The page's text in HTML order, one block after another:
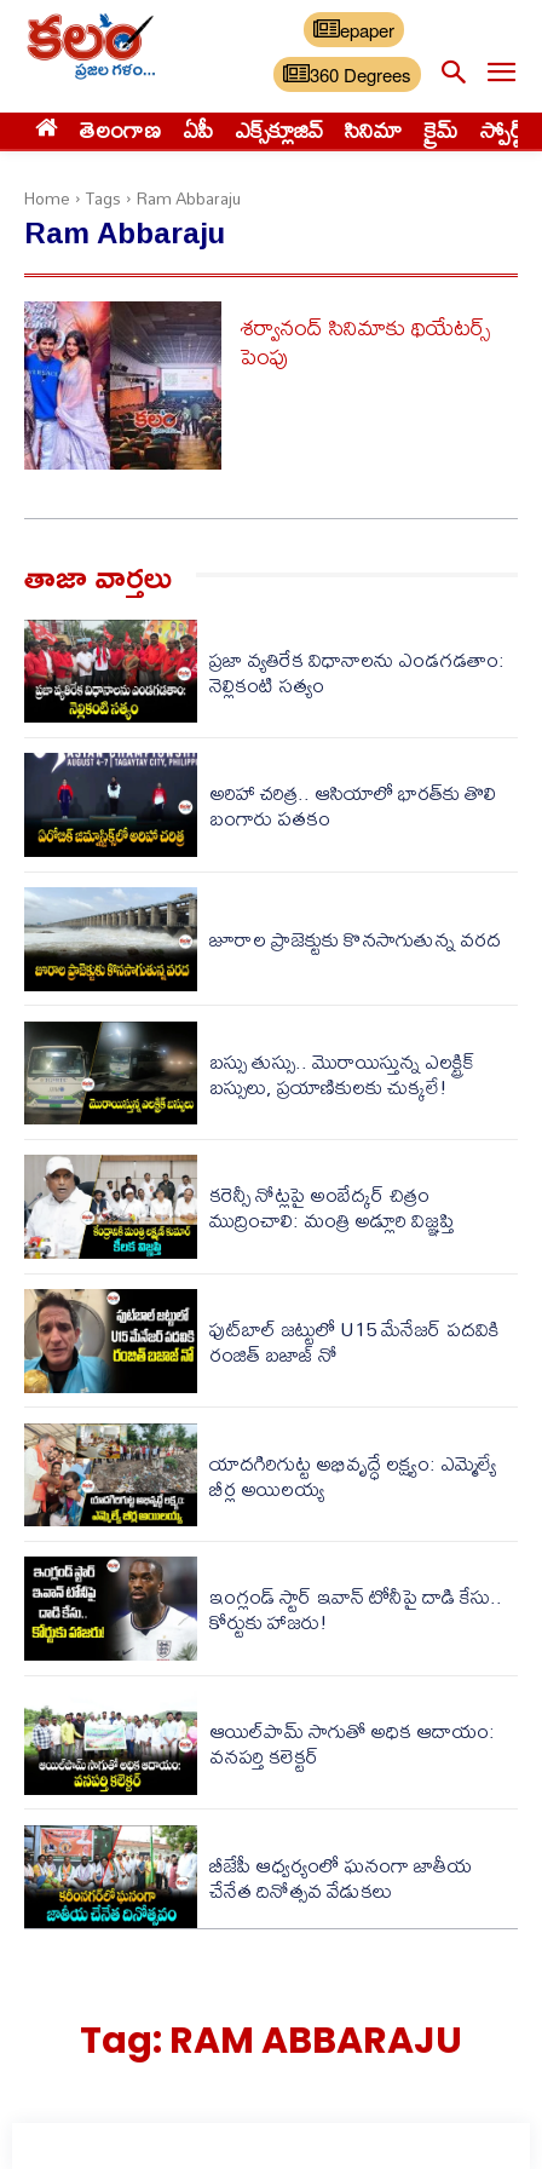
epaper
360 Degrees
తెలంగాణ ఏపీ ఎక్స్‌క్లూజివ్‌ సినిమా క్రైమ్ స్పోర్ట్స్
Home Tags Ram Abbaraju
Ram Abbaraju
శర్వానంద్ సినిమాకు థియేటర్స్
పెంపు
తాజా వార్త‌లు
ప్రజా వ్యతిరేక విధానాలను ఎండగడతాం:
నెల్లికంటి సత్యం
అరిహా చరిత్ర.. ఆసియాలో భారత్‌కు తొలి
బంగారు పతకం
జూరాల ప్రాజెక్టుకు కొనసాగుతున్న వరద
బస్సు తుస్సు.. మొరాయిస్తున్న ఎలక్ట్రిక్
బస్సులు, ప్రయాణికులకు చుక్కలే!
కరెన్సీ నోట్లపై అంబేద్కర్ చిత్రం
ముద్రించాలి: మంత్రి అడ్లూరి విజ్ఞప్తి
ఫుట్‌బాల్ జట్టులో U15 మేనేజర్ పదవికి
రంజిత్ బజాజ్ నో
యాదగిరిగుట్ట అభివృద్ధే లక్ష్యం: ఎమ్మెల్యే
బీర్ల అయిలయ్య
ఇంగ్లండ్ స్టార్ ఇవాన్ టోనీపై దాడి కేసు..
కోర్టుకు హాజరు!
ఆయిల్‌పామ్ సాగుతో అధిక ఆదాయం:
వనపర్తి కలెక్టర్
బీజేపీ ఆధ్వర్యంలో ఘనంగా జాతీయ
చేనేత దినోత్సవ వేడుకలు
Tag: RAM ABBARAJU